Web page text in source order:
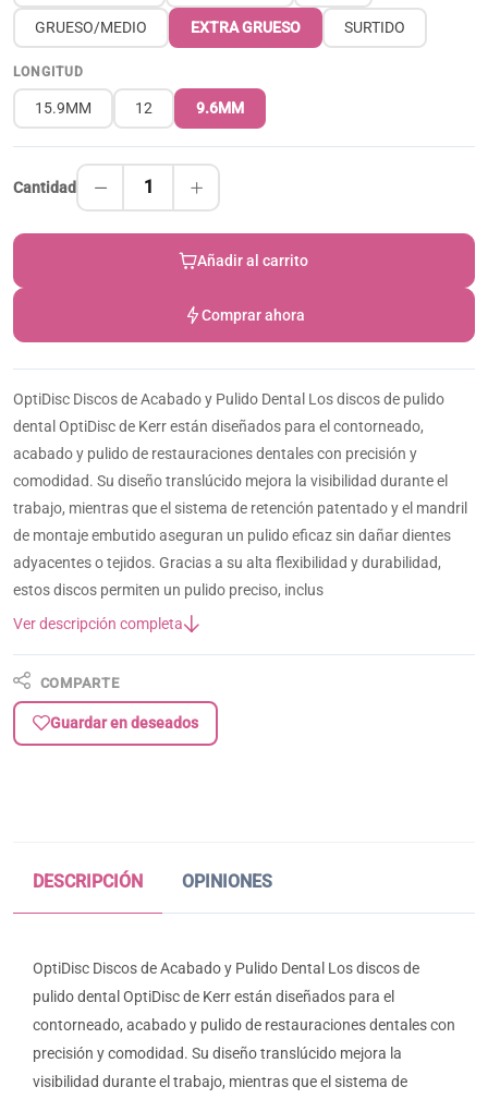
GRUESO/MEDIO EXTRA GRUESO SURTIDO
LONGITUD
15.9MM 12 9.6MM
Cantidad 1
Añadir al carrito
Comprar ahora
OptiDisc Discos de Acabado y Pulido Dental Los discos de pulido
dental OptiDisc de Kerr están diseñados para el contorneado,
acabado y pulido de restauraciones dentales con precisión y
comodidad. Su diseño translúcido mejora la visibilidad durante el
trabajo, mientras que el sistema de retención patentado y el mandril
de montaje embutido aseguran un pulido eficaz sin dañar dientes
adyacentes o tejidos. Gracias a su alta flexibilidad y durabilidad,
estos discos permiten un pulido preciso, inclus
Ver descripción completa
COMPARTE
Guardar en deseados
DESCRIPCIÓN OPINIONES
OptiDisc Discos de Acabado y Pulido Dental Los discos de
pulido dental OptiDisc de Kerr están diseñados para el
contorneado, acabado y pulido de restauraciones dentales con
precisión y comodidad. Su diseño translúcido mejora la
visibilidad durante el trabajo, mientras que el sistema de